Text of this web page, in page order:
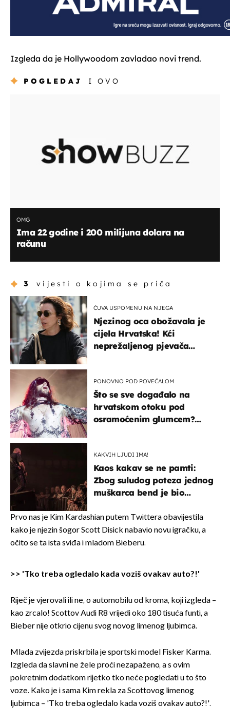
Izgleda da je Hollywoodom zavladao novi trend.
POGLEDAJ I OVO
OMG
Ima 22 godine i 200 milijuna dolara na
računu
3 vijesti o kojima se priča
ČUVA USPOMENU NA NJEGA
Njezinog oca obožavala je
cijela Hrvatska! Kći
neprežaljenog pjevača
PONOVNO POD POVEĆALOM
Što se sve događalo na
hrvatskom otoku pod
osramoćenim glumcem?
KAKVIH LJUDI IMA!
Kaos kakav se ne pamti:
Zbog suludog poteza jednog
muškarca bend je bio
Prvo nas je Kim Kardashian putem Twittera obavijestila
kako je njezin šogor Scott Disick nabavio novu igračku, a
očito se ta ista sviđa i mladom Bieberu.
>> 'Tko treba ogledalo kada voziš ovakav auto?!'
Riječ je vjerovali ili ne, o automobilu od kroma, koji izgleda –
kao zrcalo! Scottov Audi R8 vrijedi oko 180 tisuća funti, a
Bieber nije otkrio cijenu svog novog limenog ljubimca.
Mlada zvijezda priskrbila je sportski model Fisker Karma.
Izgleda da slavni ne žele proći nezapaženo, a s ovim
pokretnim dodatkom rijetko tko neće pogledati u to što
voze. Kako je i sama Kim rekla za Scottovog limenog
ljubimca – 'Tko treba ogledalo kada voziš ovakav auto?!'.